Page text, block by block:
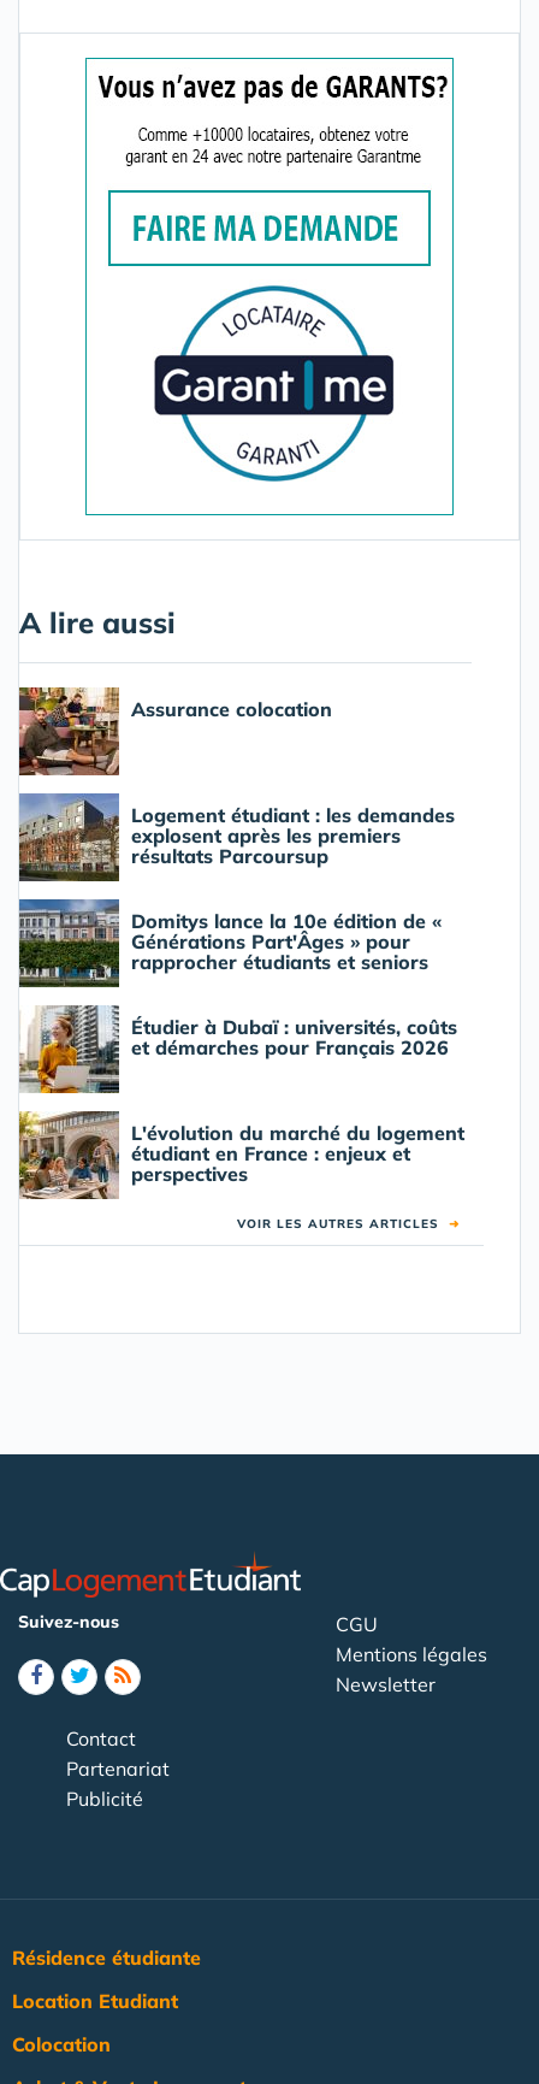
A lire aussi
Assurance colocation
Logement étudiant : les demandes
explosent après les premiers
résultats Parcoursup
Domitys lance la 10e édition de «
Générations Part'Âges » pour
rapprocher étudiants et seniors
Étudier à Dubaï : universités, coûts
et démarches pour Français 2026
L'évolution du marché du logement
étudiant en France : enjeux et
perspectives
VOIR LES AUTRES ARTICLES ➜
Suivez-nous
CGU
Mentions légales
Newsletter
Contact
Partenariat
Publicité
Résidence étudiante
Location Etudiant
Colocation